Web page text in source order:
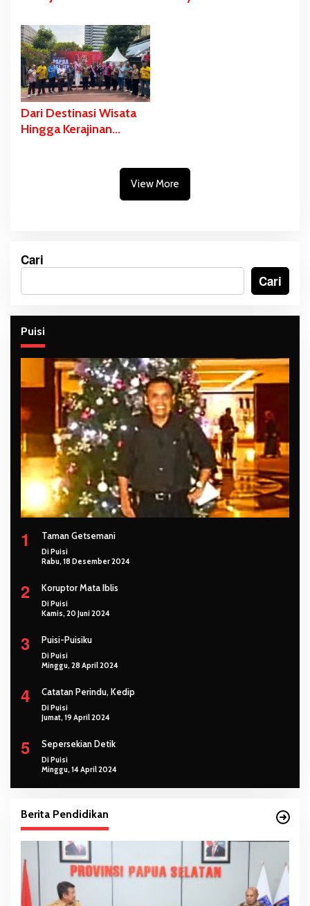
Kota-Rawa Sari,
Gubernur Safanpo:
Tahun ini Tuntas
Dari Destinasi Wisata
Hingga Kerajinan
View More
Cari
Cari
Puisi
1 Taman Getsemani
Di Puisi
Rabu, 18 Desember 2024
2 Koruptor Mata Iblis
Di Puisi
Kamis, 20 Juni 2024
3 Puisi-Puisiku
Di Puisi
Minggu, 28 April 2024
4 Catatan Perindu, Kedip
Di Puisi
Jumat, 19 April 2024
5 Sepersekian Detik
Di Puisi
Minggu, 14 April 2024
Berita Pendidikan